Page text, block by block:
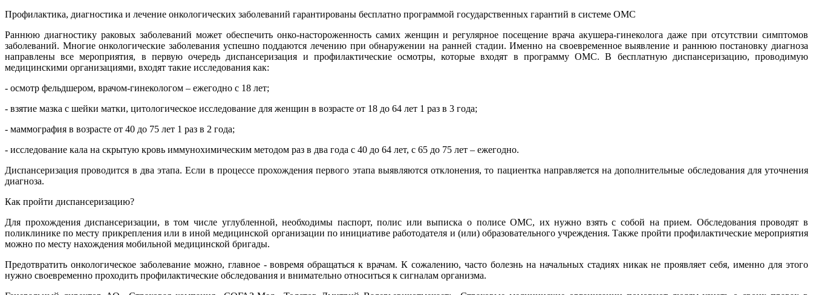
Профилактика, диагностика и лечение онкологических заболеваний гарантированы бесплатно программой государственных гарантий в системе ОМС
Раннюю диагностику раковых заболеваний может обеспечить онко-настороженность самих женщин и регулярное посещение врача акушера-гинеколога даже при отсутствии симптомов
заболеваний. Многие онкологические заболевания успешно поддаются лечению при обнаружении на ранней стадии. Именно на своевременное выявление и раннюю постановку диагноза
направлены все мероприятия, в первую очередь диспансеризация и профилактические осмотры, которые входят в программу ОМС. В бесплатную диспансеризацию, проводимую
медицинскими организациями, входят такие исследования как:
- осмотр фельдшером, врачом-гинекологом – ежегодно с 18 лет;
- взятие мазка с шейки матки, цитологическое исследование для женщин в возрасте от 18 до 64 лет 1 раз в 3 года;
- маммография в возрасте от 40 до 75 лет 1 раз в 2 года;
- исследование кала на скрытую кровь иммунохимическим методом раз в два года с 40 до 64 лет, с 65 до 75 лет – ежегодно.
Диспансеризация проводится в два этапа. Если в процессе прохождения первого этапа выявляются отклонения, то пациентка направляется на дополнительные обследования для уточнения
диагноза.
Как пройти диспансеризацию?
Для прохождения диспансеризации, в том числе углубленной, необходимы паспорт, полис или выписка о полисе ОМС, их нужно взять с собой на прием. Обследования проводят в
поликлинике по месту прикрепления или в иной медицинской организации по инициативе работодателя и (или) образовательного учреждения. Также пройти профилактические мероприятия
можно по месту нахождения мобильной медицинской бригады.
Предотвратить онкологическое заболевание можно, главное - вовремя обращаться к врачам. К сожалению, часто болезнь на начальных стадиях никак не проявляет себя, именно для этого
нужно своевременно проходить профилактические обследования и внимательно относиться к сигналам организма.